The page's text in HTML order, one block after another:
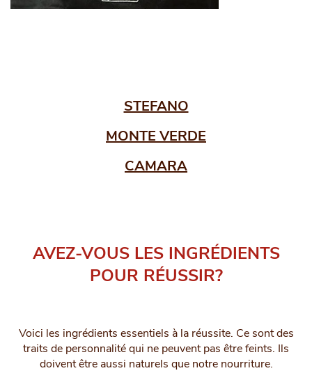
STEFANO
MONTE VERDE
CAMARA
AVEZ-VOUS LES INGRÉDIENTS
POUR RÉUSSIR?
Voici les ingrédients essentiels à la réussite. Ce sont des
traits de personnalité qui ne peuvent pas être feints. Ils
doivent être aussi naturels que notre nourriture.